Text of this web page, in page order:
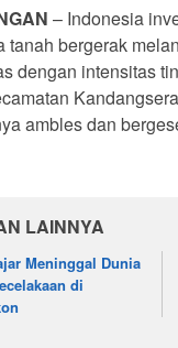
– Indonesia
tanah bergerak
dengan intensitas
ambles dan
LAINNYA
Meninggal Dunia
di